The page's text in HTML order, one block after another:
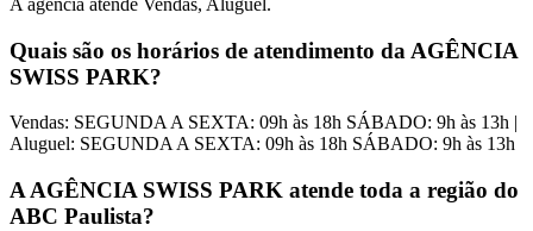
A agência atende Vendas, Aluguel.
Quais são os horários de atendimento da AGÊNCIA
SWISS PARK?
Vendas: SEGUNDA A SEXTA: 09h às 18h SÁBADO: 9h às 13h |
Aluguel: SEGUNDA A SEXTA: 09h às 18h SÁBADO: 9h às 13h
A AGÊNCIA SWISS PARK atende toda a região do
ABC Paulista?